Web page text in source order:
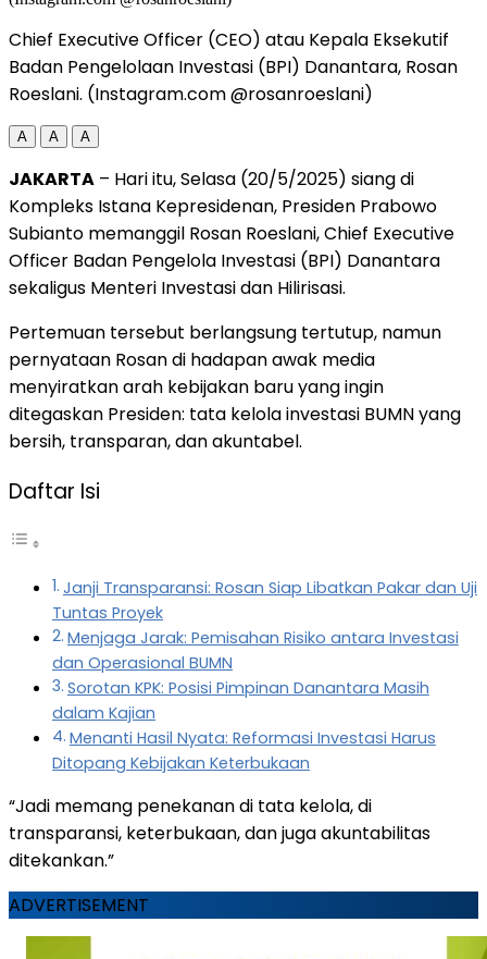
Chief Executive Officer (CEO) atau Kepala Eksekutif
Badan Pengelolaan Investasi (BPI) Danantara, Rosan
Roeslani. (Instagram.com @rosanroeslani)
A A A
JAKARTA – Hari itu, Selasa (20/5/2025) siang di
Kompleks Istana Kepresidenan, Presiden Prabowo
Subianto memanggil Rosan Roeslani, Chief Executive
Officer Badan Pengelola Investasi (BPI) Danantara
sekaligus Menteri Investasi dan Hilirisasi.
Pertemuan tersebut berlangsung tertutup, namun
pernyataan Rosan di hadapan awak media
menyiratkan arah kebijakan baru yang ingin
ditegaskan Presiden: tata kelola investasi BUMN yang
bersih, transparan, dan akuntabel.
Daftar Isi
Janji Transparansi: Rosan Siap Libatkan Pakar dan Uji
Tuntas Proyek
Menjaga Jarak: Pemisahan Risiko antara Investasi
dan Operasional BUMN
Sorotan KPK: Posisi Pimpinan Danantara Masih
dalam Kajian
Menanti Hasil Nyata: Reformasi Investasi Harus
Ditopang Kebijakan Keterbukaan
“Jadi memang penekanan di tata kelola, di
transparansi, keterbukaan, dan juga akuntabilitas
ditekankan.”
ADVERTISEMENT